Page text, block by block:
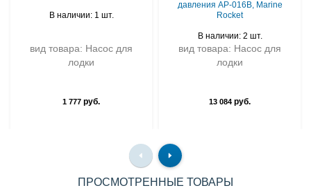
В наличии: 1 шт.
вид товара: Насос для
лодки
1 777 руб.
давления AP-016B, Marine
Rocket
В наличии: 2 шт.
вид товара: Насос для
лодки
13 084 руб.
ПРОСМОТРЕННЫЕ ТОВАРЫ